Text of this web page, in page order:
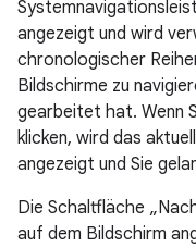
angezeigt und wird
chronologischer
Bildschirme zu
gearbeitet hat. Wenn
klicken, wird das
angezeigt und Sie
Die Schaltfläche
auf dem Bildschirm